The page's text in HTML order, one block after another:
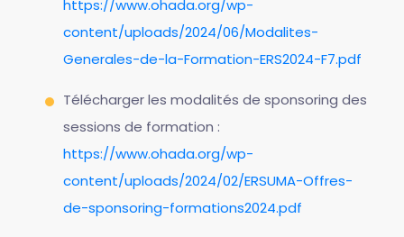
https://www.ohada.org/wp-
content/uploads/2024/06/Modalites-
Generales-de-la-Formation-ERS2024-F7.pdf
Télécharger les modalités de sponsoring des
sessions de formation :
https://www.ohada.org/wp-
content/uploads/2024/02/ERSUMA-Offres-
de-sponsoring-formations2024.pdf